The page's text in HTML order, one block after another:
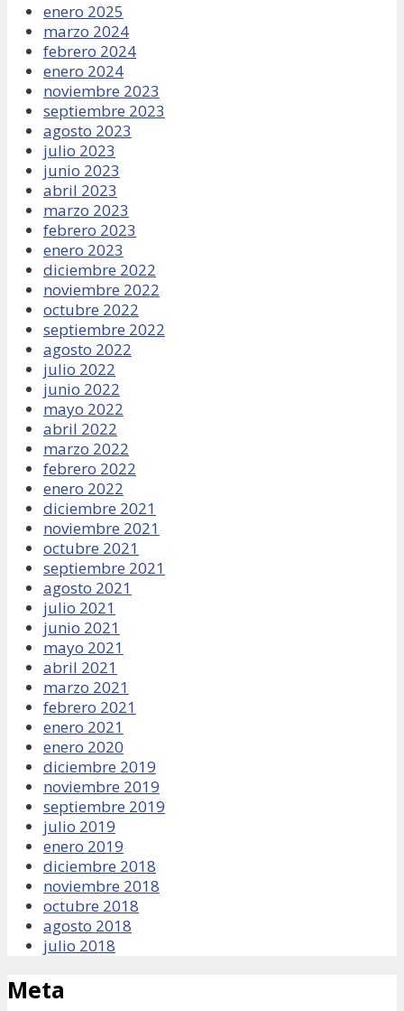
enero 2025
marzo 2024
febrero 2024
enero 2024
noviembre 2023
septiembre 2023
agosto 2023
julio 2023
junio 2023
abril 2023
marzo 2023
febrero 2023
enero 2023
diciembre 2022
noviembre 2022
octubre 2022
septiembre 2022
agosto 2022
julio 2022
junio 2022
mayo 2022
abril 2022
marzo 2022
febrero 2022
enero 2022
diciembre 2021
noviembre 2021
octubre 2021
septiembre 2021
agosto 2021
julio 2021
junio 2021
mayo 2021
abril 2021
marzo 2021
febrero 2021
enero 2021
enero 2020
diciembre 2019
noviembre 2019
septiembre 2019
julio 2019
enero 2019
diciembre 2018
noviembre 2018
octubre 2018
agosto 2018
julio 2018
Meta